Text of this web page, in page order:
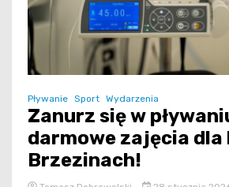
Pływanie Sport Wydarzenia
Zanurz się w
darmowe zajęcia dla
Brzezinach!